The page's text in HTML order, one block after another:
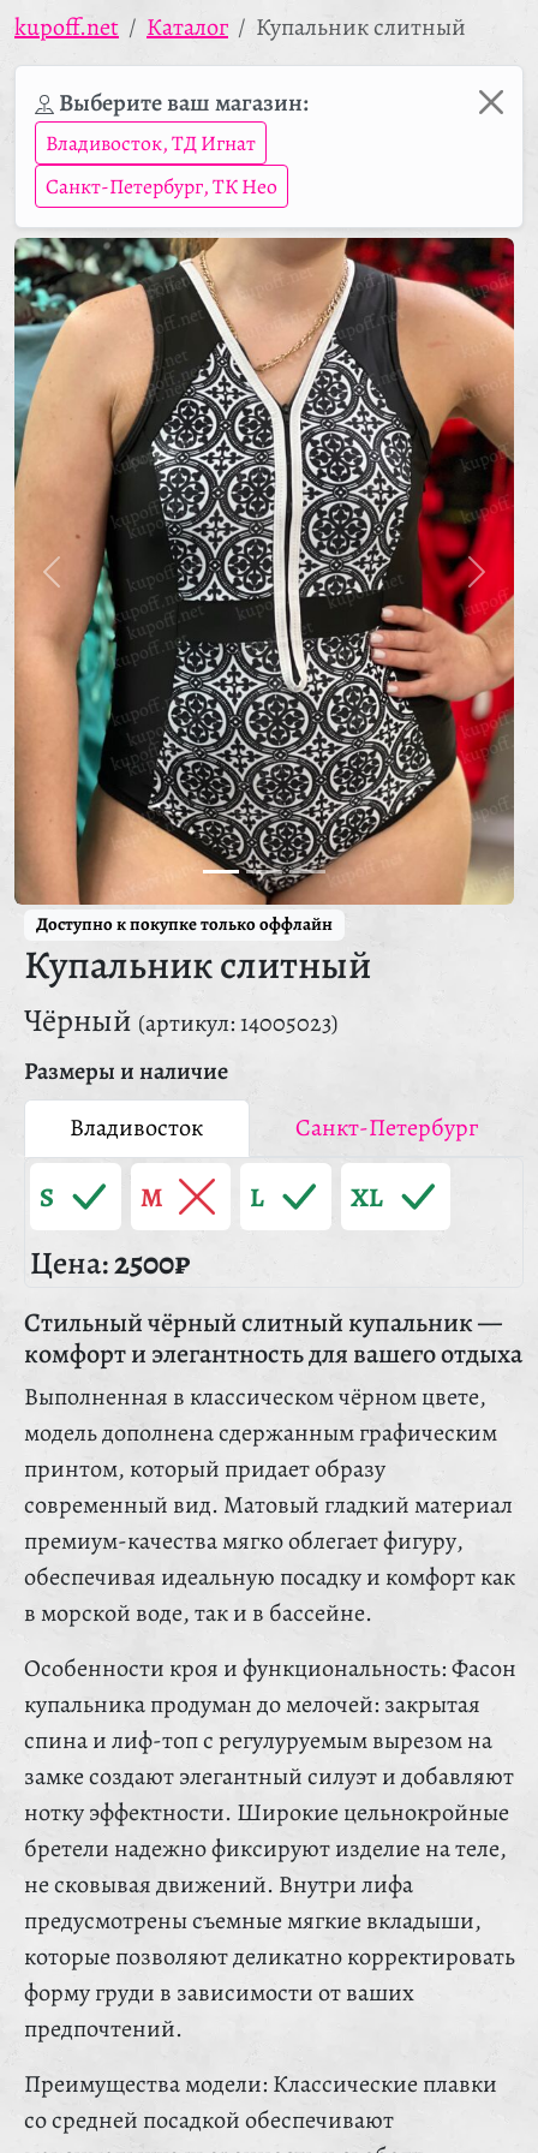
kupoff.net Каталог Купальник слитный
Выберите ваш магазин:
Владивосток, ТД Игнат
Санкт-Петербург, ТК Нео
Доступно к покупке только оффлайн
Купальник слитный
Чёрный (артикул: 14005023)
Размеры и наличие
Владивосток
Санкт-Петербург
S M L XL
Цена:2500₽
Стильный чёрный слитный купальник —
комфорт и элегантность для вашего отдыха
Выполненная в классическом чёрном цвете,
модель дополнена сдержанным графическим
принтом, который придает образу
современный вид. Матовый гладкий материал
премиум-качества мягко облегает фигуру,
обеспечивая идеальную посадку и комфорт как
в морской воде, так и в бассейне.
Особенности кроя и функциональность: Фасон
купальника продуман до мелочей: закрытая
спина и лиф-топ с регулуруемым вырезом на
замке создают элегантный силуэт и добавляют
нотку эффектности. Широкие цельнокройные
бретели надежно фиксируют изделие на теле,
не сковывая движений. Внутри лифа
предусмотрены съемные мягкие вкладыши,
которые позволяют деликатно корректировать
форму груди в зависимости от ваших
предпочтений.
Преимущества модели: Классические плавки
со средней посадкой обеспечивают